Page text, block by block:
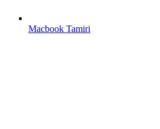
Macbook Tamiri